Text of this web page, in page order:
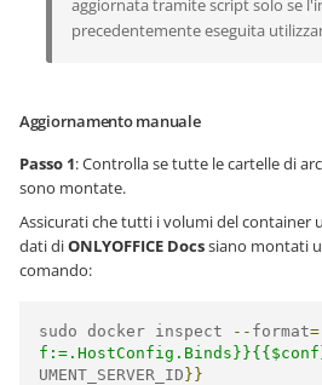
aggiornata tramite script solo se
precedentemente eseguita
Aggiornamento manuale
Passo 1: Controlla se tutte le cartelle di
sono montate.
Assicurati che tutti i volumi del container
dati diONLYOFFICE Docssiano montati
comando:
sudo docker inspect -- format=
UMENT_SERVER_ID }}